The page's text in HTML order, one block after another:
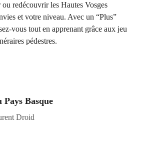
redécouvrir les Hautes Vosges
et votre niveau. Avec un “Plus”
vous tout en apprenant grâce aux jeu
pédestres.
Pays Basque
Droid